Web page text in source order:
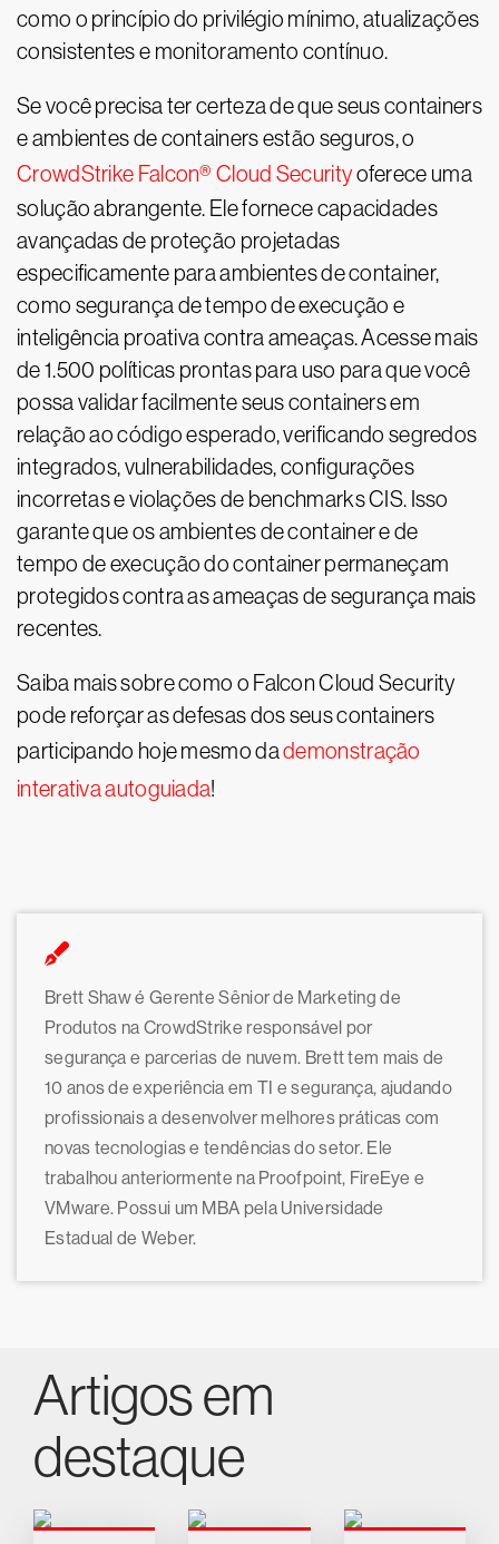
como o princípio do privilégio mínimo, atualizações
consistentes e monitoramento contínuo.
Se você precisa ter certeza de que seus containers
e ambientes de containers estão seguros, o
CrowdStrike Falcon® Cloud Securityoferece uma
solução abrangente. Ele fornece capacidades
avançadas de proteção projetadas
especificamente para ambientes de container,
como segurança de tempo de execução e
inteligência proativa contra ameaças. Acesse mais
de 1.500 políticas prontas para uso para que você
possa validar facilmente seus containers em
relação ao código esperado, verificando segredos
integrados, vulnerabilidades, configurações
incorretas e violações de benchmarks CIS. Isso
garante que os ambientes de container e de
tempo de execução do container permaneçam
protegidos contra as ameaças de segurança mais
recentes.
Saiba mais sobre como o Falcon Cloud Security
pode reforçar as defesas dos seus containers
participando hoje mesmo dademonstração
interativa autoguiada!
Brett Shaw é Gerente Sênior de Marketing de
Produtos na CrowdStrike responsável por
segurança e parcerias de nuvem. Brett tem mais de
10 anos de experiência em TI e segurança, ajudando
profissionais a desenvolver melhores práticas com
novas tecnologias e tendências do setor. Ele
trabalhou anteriormente na Proofpoint, FireEye e
VMware. Possui um MBA pela Universidade
Estadual de Weber.
Artigos em
destaque